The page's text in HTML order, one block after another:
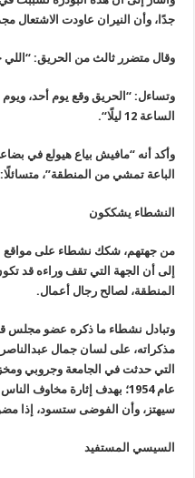
جدًا، وأن النيران عاودت الاشتعال
وقال متضرر ثالث من الحريق:
وتساءل: “الحريق وقع يوم أحد،
الساعة 12 ليلًا
“.
وأكد أنه “مافيش بياع هيولع في
الباعة تمشي من المنطقة”،
النشطاء يشككون
من جهتهم، شكك نشطاء على مواقع
إلى أن الجهة التي تقف وراءه قد
المنطقة، لصالح رجال أعمال.
وتبادل نشطاء ما ذكره عضو مجلس
مذكراته، على لسان جمال
التي حدثت في الجامعة وجروبي
عام 1954؛ بهدف إثارة مخاوف
سيهتز، وأن الفوضى ستسود، إذا
السيسي المستفيد